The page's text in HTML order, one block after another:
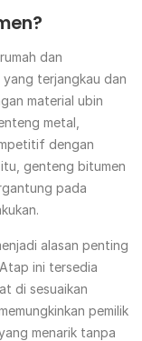
dan
terjangkau dan
material ubin
metal,
dengan
genteng bitumen
pada
alasan penting
ini tersedia
di sesuaikan
pemilik
menarik tanpa